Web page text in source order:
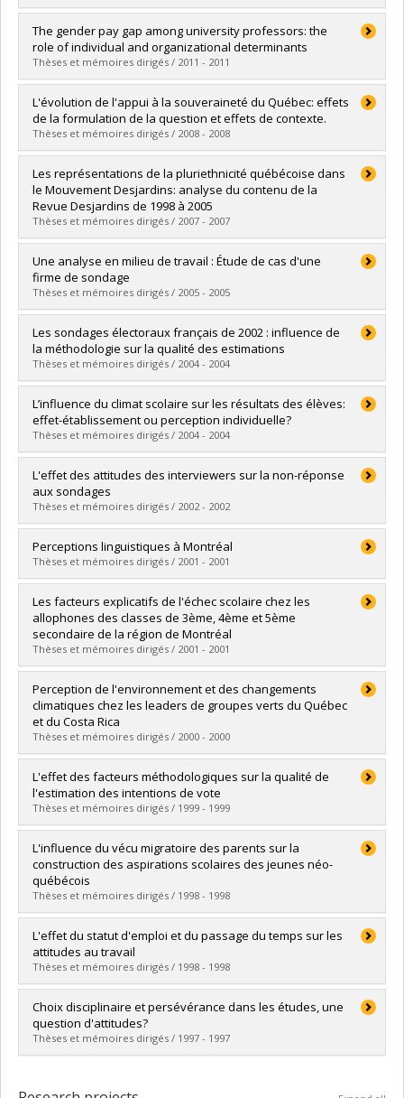
Graduate :Rheault, Marianne
Cycle :Master's
Grade :M. Sc.
Lien vers le document dans Papyrus
The gender pay gap among university professors: the
role of individual and organizational determinants
Thèses et mémoires dirigés / 2011 - 2011
Graduate :Doucet, Christine
Cycle :Doctoral
Grade :Ph. D.
Lien vers le document dans Papyrus
L'évolution de l'appui à la souveraineté du Québec: effets
de la formulation de la question et effets de contexte.
Thèses et mémoires dirigés / 2008 - 2008
Graduate :Yale, François
Cycle :Master's
Grade :M. Sc.
Lien vers le document dans Papyrus
Les représentations de la pluriethnicité québécoise dans
le Mouvement Desjardins: analyse du contenu de la
Revue Desjardins de 1998 à 2005
Thèses et mémoires dirigés / 2007 - 2007
Graduate :Léveillé, Frédéric
Cycle :Master's
Grade :M. Sc.
Lien vers le document dans Papyrus
Une analyse en milieu de travail : Étude de cas d'une
firme de sondage
Thèses et mémoires dirigés / 2005 - 2005
Graduate :Gagnon, Marie-Ève
Cycle :Master's
Grade :M. Sc.
Lien vers le document dans Papyrus
Les sondages électoraux français de 2002 : influence de
la méthodologie sur la qualité des estimations
Thèses et mémoires dirigés / 2004 - 2004
Graduate :Larochelle, Mylène
Cycle :Master's
Grade :M. Sc.
Lien vers le document dans Papyrus
L’influence du climat scolaire sur les résultats des élèves:
effet-établissement ou perception individuelle?
Thèses et mémoires dirigés / 2004 - 2004
Graduate :Brault, Marie-Christine
Cycle :Master's
Grade :M. Sc.
Lien vers le document dans Papyrus
L'effet des attitudes des interviewers sur la non-réponse
aux sondages
Thèses et mémoires dirigés / 2002 - 2002
Graduate : Lemay, Michael
Cycle : Master's
Grade :M. Sc.
Lien vers le document dans Papyrus
Perceptions linguistiques à Montréal
Thèses et mémoires dirigés / 2001 - 2001
Graduate :Laur, Elke
Cycle :Doctoral
Grade :Ph. D.
Lien vers le document dans Papyrus
Les facteurs explicatifs de l'échec scolaire chez les
allophones des classes de 3ème, 4ème et 5ème
secondaire de la région de Montréal
Thèses et mémoires dirigés / 2001 - 2001
Graduate :Borvil, Achille Dadly
Cycle :Master's
Grade :M. Sc.
Lien vers le document dans Papyrus
Perception de l'environnement et des changements
climatiques chez les leaders de groupes verts du Québec
et du Costa Rica
Thèses et mémoires dirigés / 2000 - 2000
Graduate :Perron, Bertrand
Cycle :Doctoral
Grade :Ph. D.
Lien vers le document dans Papyrus
L'effet des facteurs méthodologiques sur la qualité de
l'estimation des intentions de vote
Thèses et mémoires dirigés / 1999 - 1999
Graduate :Vachon, Sébastien
Cycle :Master's
Grade :M. Sc.
Lien vers le document dans Papyrus
L'influence du vécu migratoire des parents sur la
construction des aspirations scolaires des jeunes néo-
québécois
Thèses et mémoires dirigés / 1998 - 1998
Graduate :Tanguay, Isabelle
Cycle :Master's
Grade :M. Sc.
Lien vers le document dans Papyrus
L'effet du statut d'emploi et du passage du temps sur les
attitudes au travail
Thèses et mémoires dirigés / 1998 - 1998
Graduate :Paradis, Catherine
Cycle :Master's
Grade :M. Sc.
Lien vers le document dans Papyrus
Choix disciplinaire et persévérance dans les études, une
question d'attitudes?
Thèses et mémoires dirigés / 1997 - 1997
Cycle :Master's